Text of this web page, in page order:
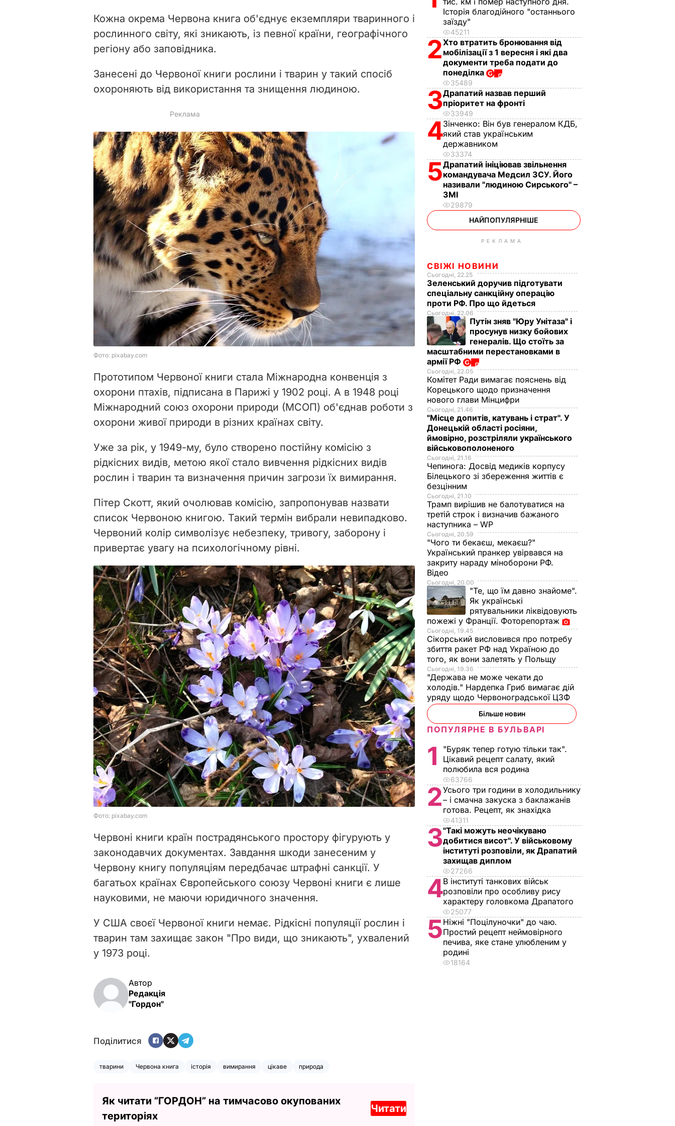
i
e
o
Кожна окрема Червона книга об'єднує екземпляри тваринного і
рослинного світу, які зникають, із певної країни, географічного
регіону або заповідника.
Занесені до Червоної книги рослини і тварин у такий спосіб
охороняють від використання та знищення людиною.
Прототипом Червоної книги стала Міжнародна конвенція з
охорони птахів, підписана в Парижі у 1902 році. А в 1948 році
Міжнародний союз охорони природи (МСОП) об'єднав роботи з
охорони живої природи в різних країнах світу.
Уже за рік, у 1949-му, було створено постійну комісію з
рідкісних видів, метою якої стало вивчення рідкісних видів
рослин і тварин та визначення причин загрози їх вимирання.
Пітер Скотт, який очолював комісію, запропонував назвати
список Червоною книгою. Такий термін вибрали невипадково.
Червоний колір символізує небезпеку, тривогу, заборону і
привертає увагу на психологічному рівні.
Червоні книги країн пострадянського простору фігурують у
законодавчих документах. Завдання шкоди занесеним у
Червону книгу популяціям передбачає штрафні санкції. У
багатьох країнах Європейського союзу Червоні книги є лише
науковими, не маючи юридичного значення.
У США своєї Червоної книги немає. Рідкісні популяції рослин і
тварин там захищає закон "Про види, що зникають", ухвалений
у 1973 році.
Автор
Редакція
"Гордон"
Поділитися
тварини Червона книга історія вимирання цікаве природа
Як читати ”ГОРДОН” на тимчасово окупованих
територіях
Читати
Історія благодійного "останнього
заїзду"
45211
2Хто втратить бронювання від
мобілізації з 1 вересня і які два
документи треба подати до
понеділка
35489
3Драпатий назвав перший
пріоритет на фронті
33949
4Зінченко: Він був генералом КДБ,
який став українським
державником
33374
5Драпатий ініціював звільнення
командувача Медсил ЗСУ. Його
називали "людиною Сирського" –
ЗМІ
29879
НАЙПОПУЛЯРНІШЕ
РЕКЛАМА
СВІЖІ НОВИНИ
Сьогодні, 22.25
Зеленський доручив підготувати
спеціальну санкційну операцію
проти РФ. Про що йдеться
Сьогодні, 22.06
Путін зняв "Юру Унітаза" і
просунув низку бойових
генералів. Що стоїть за
масштабними перестановками в
армії РФ
Сьогодні, 22.05
Комітет Ради вимагає пояснень від
Корецького щодо призначення
нового глави Мінцифри
Сьогодні, 21.46
"Місце допитів, катувань і страт". У
Донецькій області росіяни,
ймовірно, розстріляли українського
військовополоненого
Сьогодні, 21.16
Чепинога: Досвід медиків корпусу
Білецького зі збереження життів є
безцінним
Сьогодні, 21.10
Трамп вирішив не балотуватися на
третій строк і визначив бажаного
наступника – WP
Сьогодні, 20.59
"Чого ти бекаєш, мекаєш?"
Український пранкер увірвався на
закриту нараду міноборони РФ.
Відео
Сьогодні, 20.00
"Те, що їм давно знайоме".
Як українські
рятувальники ліквідовують
пожежі у Франції. Фоторепортаж
Сьогодні, 19.45
Сікорський висловився про потребу
збиття ракет РФ над Україною до
того, як вони залетять у Польщу
Сьогодні, 19.36
"Держава не може чекати до
холодів." Нардепка Гриб вимагає дій
уряду щодо Червоноградської ЦЗФ
Більше новин
ПОПУЛЯРНЕ В БУЛЬВАРІ
1
"Буряк тепер готую тільки так".
Цікавий рецепт салату, який
полюбила вся родина
63766
2Усього три години в холодильнику
– і смачна закуска з баклажанів
готова. Рецепт, як знахідка
41311
3"Такі можуть неочікувано
добитися висот". У військовому
інституті розповіли, як Драпатий
захищав диплом
27266
4В інституті танкових військ
розповіли про особливу рису
характеру головкома Драпатого
25077
5Ніжні "Поцілуночки" до чаю.
Простий рецепт неймовірного
печива, яке стане улюбленим у
родині
18164